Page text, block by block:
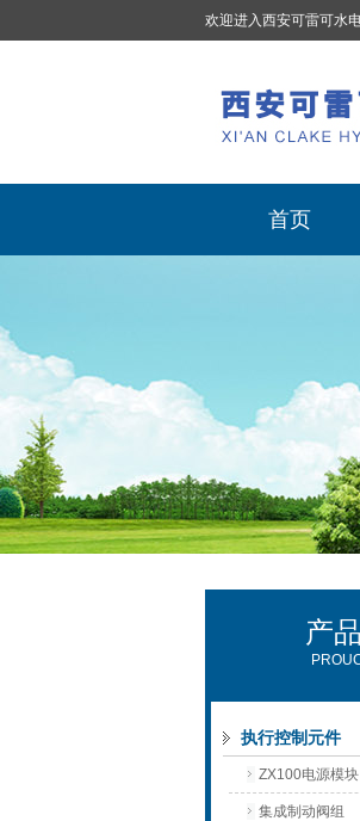
欢迎进入西安可雷可水
西安可雷可水电设备有
首页
产
执行控制元件
ZX100电源模块
集成制动阀组